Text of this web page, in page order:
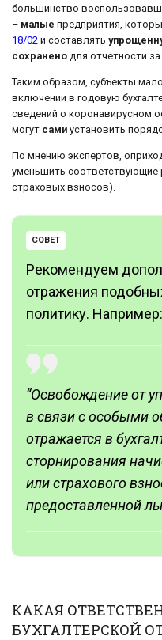
большинство
– малые предприятия,
18/02 и составлять
сохранено для отчетности за
Таким образом, субъекты
включении в годовую
сведений о коронавирусном
могут сами установить
По мнению экспертов,
уменьшить соответствующие
страховых взносов).
СОВЕТ
Рекомендуем
отражения
политику. Например:
“Освобождение от
в связи с особыми
отражается в
сторнирования
или страхового
предоставленной
КАКАЯ
БУХГАЛТЕРСКОЙ